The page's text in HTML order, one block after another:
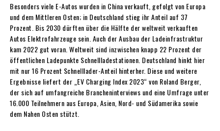
Besonders viele E-Autos wurden in China verkauft, gefolgt von Europa
und dem Mittleren Osten; in Deutschland stieg ihr Anteil auf 37
Prozent. Bis 2030 dürften über die Hälfte der weltweit verkauften
Autos Elektrofahrzeuge sein. Auch der Ausbau der Ladeinfrastruktur
kam 2022 gut voran. Weltweit sind inzwischen knapp 22 Prozent der
öffentlichen Ladepunkte Schnellladestationen. Deutschland hinkt hier
mit nur 16 Prozent Schnelllader-Anteil hinterher. Diese und weitere
Ergebnisse liefert der „EV Charging Index 2023“ von Roland Berger,
der sich auf umfangreiche Brancheninterviews und eine Umfrage unter
16.000 Teilnehmern aus Europa, Asien, Nord- und Südamerika sowie
dem Nahen Osten stützt.